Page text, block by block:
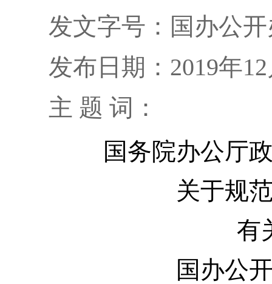
发文字号：国办公开
发布日期：2019年12
主 题 词：
国务院办公厅政
关于规范
有关
国办公开